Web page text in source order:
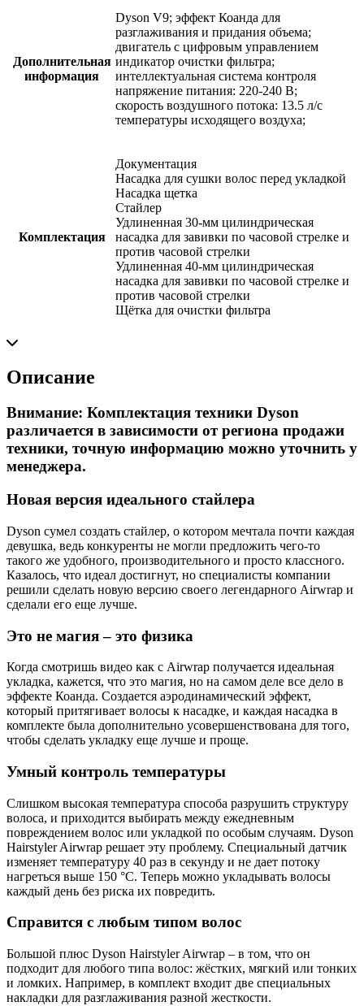
Дополнительная
информация
Dyson V9; эффект Коанда для
разглаживания и придания объема;
двигатель с цифровым управлением
индикатор очистки фильтра;
интеллектуальная система контроля
напряжение питания: 220-240 В;
скорость воздушного потока: 13.5 л/с
температуры исходящего воздуха;
Комплектация
Документация
Насадка для сушки волос перед укладкой
Насадка щетка
Стайлер
Удлиненная 30-мм цилиндрическая
насадка для завивки по часовой стрелке и
против часовой стрелки
Удлиненная 40-мм цилиндрическая
насадка для завивки по часовой стрелке и
против часовой стрелки
Щётка для очистки фильтра
Описание
Внимание: Комплектация техники Dyson
различается в зависимости от региона продажи
техники, точную информацию можно уточнить у
менеджера.
Новая версия идеального стайлера
Dyson сумел создать стайлер, о котором мечтала почти каждая
девушка, ведь конкуренты не могли предложить чего-то
такого же удобного, производительного и просто классного.
Казалось, что идеал достигнут, но специалисты компании
решили сделать новую версию своего легендарного Airwrap и
сделали его еще лучше.
Это не магия – это физика
Когда смотришь видео как с Airwrap получается идеальная
укладка, кажется, что это магия, но на самом деле все дело в
эффекте Коанда. Создается аэродинамический эффект,
который притягивает волосы к насадке, и каждая насадка в
комплекте была дополнительно усовершенствована для того,
чтобы сделать укладку еще лучше и проще.
Умный контроль температуры
Слишком высокая температура способа разрушить структуру
волоса, и приходится выбирать между ежедневным
повреждением волос или укладкой по особым случаям. Dyson
Hairstyler Airwrap решает эту проблему. Специальный датчик
изменяет температуру 40 раз в секунду и не дает потоку
нагреться выше 150 °C. Теперь можно укладывать волосы
каждый день без риска их повредить.
Справится с любым типом волос
Большой плюс Dyson Hairstyler Airwrap – в том, что он
подходит для любого типа волос: жёстких, мягкий или тонких
и ломких. Например, в комплект входит две специальных
накладки для разглаживания разной жесткости.